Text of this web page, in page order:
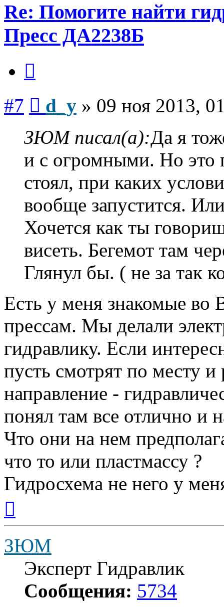
Re: Помогите найти
Пресс ДА2238Б
#7 d_y » 09 ноя 2013,
ЗЮМ писал(а):Да я
и с огромными. Но это
стоял, при каких
вообще запустится.
Хочется как ты
висеть. Бегемот там
Глянул бы. ( не за так
Есть у меня знакомые во
прессам. Мы делали
гидравлику. Если
пусть смотрят по месту
направление -
понял там все отлично и
Что они на нем
что то или пластмассу ?
Гидросхема не него у
началу
ЗЮМ
Эксперт Гидравлик
Сообщения: 5734